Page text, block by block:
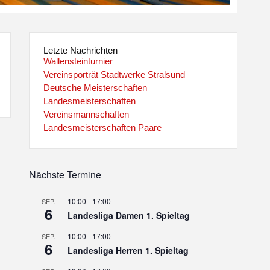
Letzte Nachrichten
Wallensteinturnier
Vereinsporträt Stadtwerke Stralsund
Deutsche Meisterschaften
Landesmeisterschaften
Vereinsmannschaften
Landesmeisterschaften Paare
Nächste Termine
SEP.
6
10:00 - 17:00
Landesliga Damen 1. Spieltag
SEP.
6
10:00 - 17:00
Landesliga Herren 1. Spieltag